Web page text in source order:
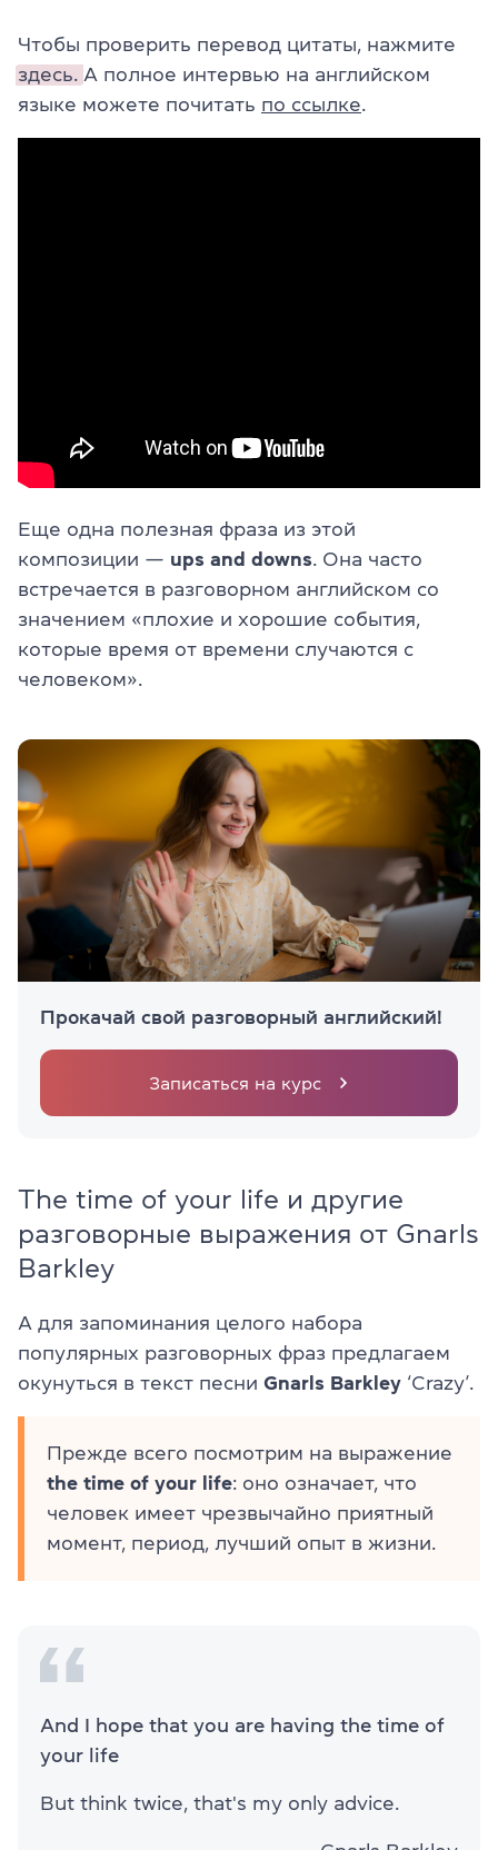
Чтобы проверить перевод цитаты, нажмите
здесь. А полное интервью на английском
языке можете почитать по ссылке.
Еще одна полезная фраза из этой
композиции — ups and downs. Она часто
встречается в разговорном английском со
значением «плохие и хорошие события,
которые время от времени случаются с
человеком».
Прокачай свой разговорный английский!
Записаться на курс
The time of your life и другие
разговорные выражения от Gnarls
Barkley
А для запоминания целого набора
популярных разговорных фраз предлагаем
окунуться в текст песни Gnarls Barkley ‘Crazy’.
Прежде всего посмотрим на выражение
the time of your life: оно означает, что
человек имеет чрезвычайно приятный
момент, период, лучший опыт в жизни.
And I hope that you are having the time of
your life
But think twice, that's my only advice.